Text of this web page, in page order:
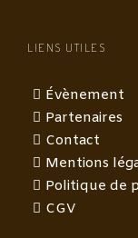
LIENS UTILES
Évènement
Partenaires
Contact
Mentions
Politique de
CGV